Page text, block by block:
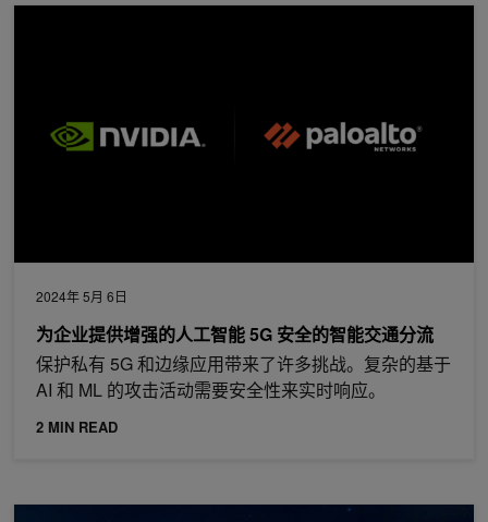
2024年 5月 6日
为企业提供增强的人工智能 5G 安全的智能交通分流
保护私有 5G 和边缘应用带来了许多挑战。复杂的基于
AI 和 ML 的攻击活动需要安全性来实时响应。
2 MIN READ
为企业提供增强的人工智能 5G 安全的智能交通分流